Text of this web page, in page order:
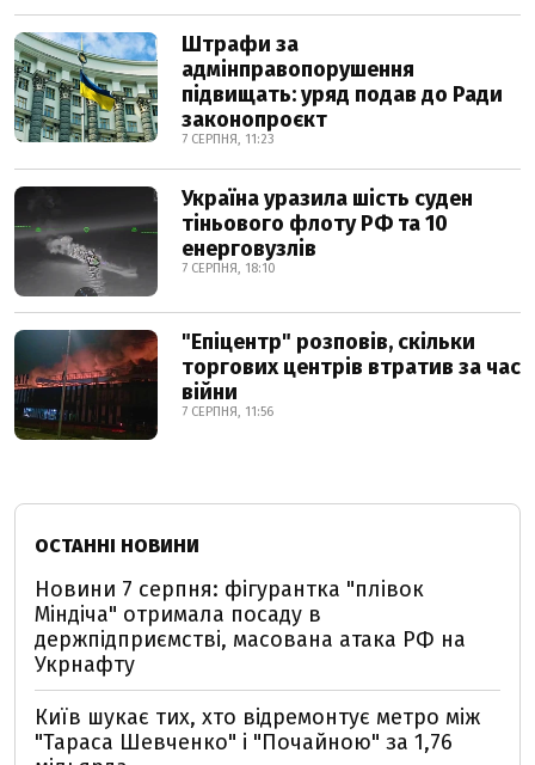
Штрафи за
адмінправопорушення
підвищать: уряд подав до Ради
законопроєкт
7 СЕРПНЯ, 11:23
Україна уразила шість суден
тіньового флоту РФ та 10
енерговузлів
7 СЕРПНЯ, 18:10
"Епіцентр" розповів, скільки
торгових центрів втратив за час
війни
7 СЕРПНЯ, 11:56
ОСТАННІ НОВИНИ
Новини 7 серпня: фігурантка "плівок
Міндіча" отримала посаду в
держпідприємстві, масована атака РФ на
Укрнафту
Київ шукає тих, хто відремонтує метро між
"Тараса Шевченко" і "Почайною" за 1,76